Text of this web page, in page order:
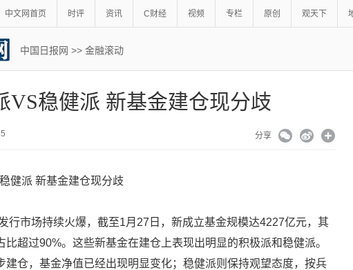
中文网首页 时评 资讯 C财经 视频 专栏 原创 观天下
中国日报网 >> 金融滚动
VS稳健派 新基金建仓现分歧
分享
健派 新基金建仓现分歧
行市场持续火爆，截至1月27日，新成立基金规模达4227亿元，其
比超过90%。这些新基金在建仓上表现出明显的积极派和稳健派。
建仓，基金净值已经出现明显变化；稳健派则保持观望态度，按兵